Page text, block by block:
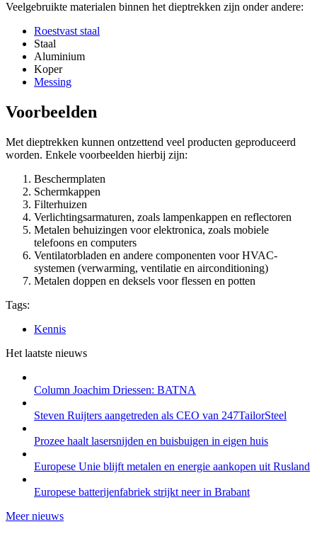
Veelgebruikte materialen binnen het dieptrekken zijn onder andere:
Roestvast staal
Staal
Aluminium
Koper
Messing
Voorbeelden
Met dieptrekken kunnen ontzettend veel producten geproduceerd
worden. Enkele voorbeelden hierbij zijn:
Beschermplaten
Schermkappen
Filterhuizen
Verlichtingsarmaturen, zoals lampenkappen en reflectoren
Metalen behuizingen voor elektronica, zoals mobiele
telefoons en computers
Ventilatorbladen en andere componenten voor HVAC-
systemen (verwarming, ventilatie en airconditioning)
Metalen doppen en deksels voor flessen en potten
Tags:
Kennis
Het laatste nieuws
Column Joachim Driessen: BATNA
Steven Ruijters aangetreden als CEO van 247TailorSteel
Prozee haalt lasersnijden en buisbuigen in eigen huis
Europese Unie blijft metalen en energie aankopen uit Rusland
Europese batterijenfabriek strijkt neer in Brabant
Meer nieuws